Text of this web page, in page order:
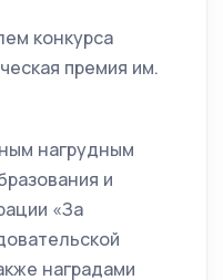
конкурса
премия им.
нагрудным
и
«За
наградами